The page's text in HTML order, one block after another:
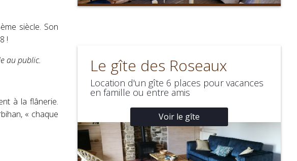
siècle. Son
!
au public.
à la flânerie.
« chaque
Le gîte des Roseaux
Location d'un gîte 6 places pour vacances
en famille ou entre amis
Voir le gîte